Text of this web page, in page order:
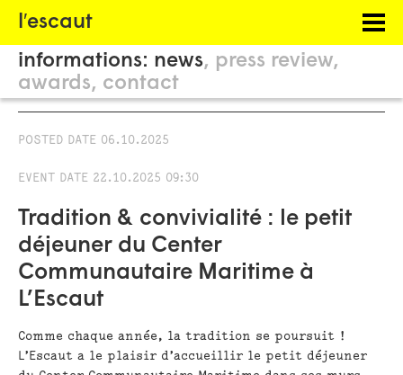
l′escaut
PHILOSOPHY
INFORMATION
informations: news
press review
awards
contact
POSTED DATE 06.10.2025
EVENT DATE 22.10.2025 09:30
Tradition & convivialité : le petit
déjeuner du Center
Communautaire Maritime à
L’Escaut
Comme chaque année, la tradition se poursuit !
L’Escaut a le plaisir d’accueillir le petit déjeuner